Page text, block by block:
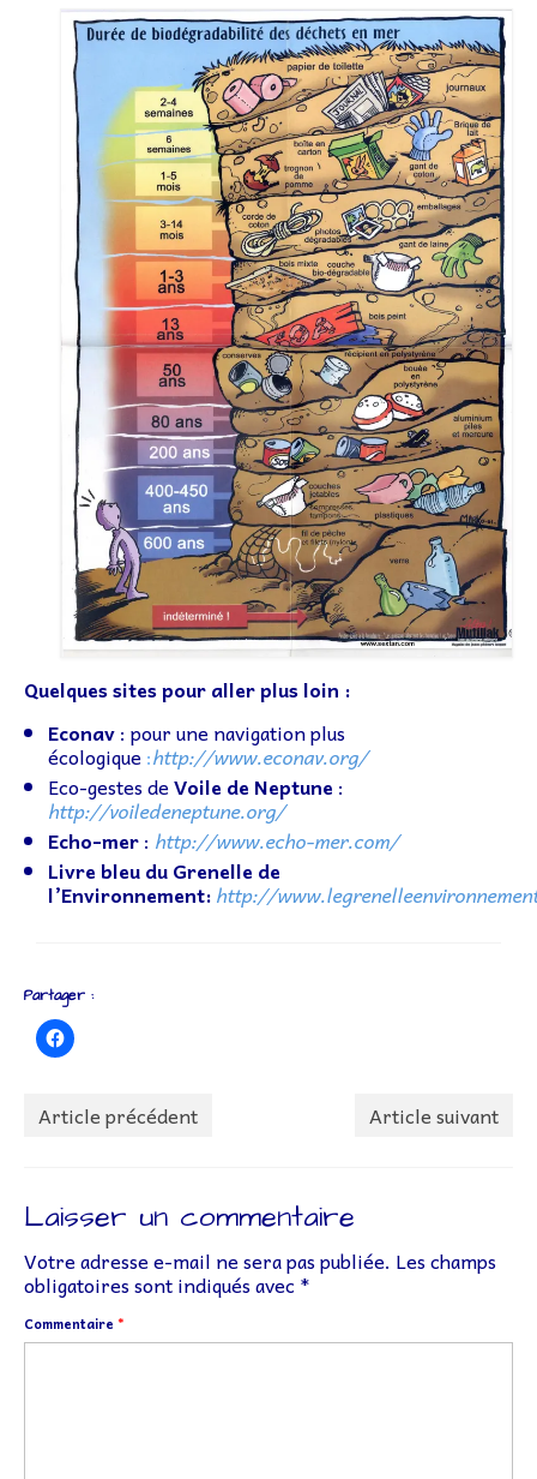
Quelques sites pour aller plus loin :
Econav: pour une navigation plus
écologique:http://www.econav.org/
Eco-gestes deVoile de Neptune :
http://voiledeneptune.org/
Echo-mer: http://www.echo-mer.com/
Livre bleu du Grenelle de
l’Environnement:http://
Partager :
Article précédent Article suivant
Laisser un commentaire
Votre adresse e-mail ne sera pas publiée. Les champs
obligatoires sont indiqués avec *
Commentaire *